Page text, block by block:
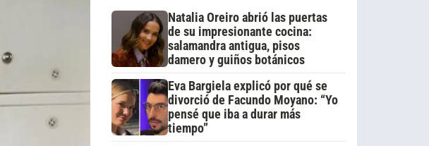
Natalia Oreiro abrió las puertas
de su impresionante cocina:
salamandra antigua, pisos
damero y guiños botánicos
Eva Bargiela explicó por qué se
divorció de Facundo Moyano: “Yo
pensé que iba a durar más
tiempo”